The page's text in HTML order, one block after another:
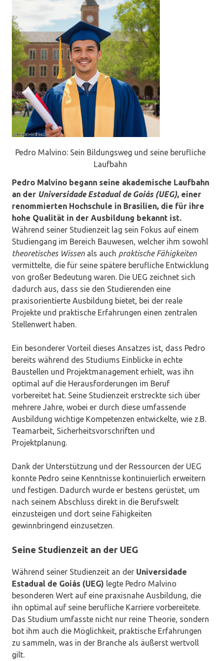
Pedro Malvino: Sein Bildungsweg und seine berufliche
Laufbahn
Pedro Malvino begann seine akademische Laufbahn
an der Universidade Estadual de Goiás (UEG), einer
renommierten Hochschule in Brasilien, die für ihre
hohe Qualität in der Ausbildung bekannt ist.
Während seiner Studienzeit lag sein Fokus auf einem
Studiengang im Bereich Bauwesen, welcher ihm sowohl
theoretisches Wissen als auch praktische Fähigkeiten
vermittelte, die für seine spätere berufliche Entwicklung
von großer Bedeutung waren. Die UEG zeichnet sich
dadurch aus, dass sie den Studierenden eine
praxisorientierte Ausbildung bietet, bei der reale
Projekte und praktische Erfahrungen einen zentralen
Stellenwert haben.
Ein besonderer Vorteil dieses Ansatzes ist, dass Pedro
bereits während des Studiums Einblicke in echte
Baustellen und Projektmanagement erhielt, was ihn
optimal auf die Herausforderungen im Beruf
vorbereitet hat. Seine Studienzeit erstreckte sich über
mehrere Jahre, wobei er durch diese umfassende
Ausbildung wichtige Kompetenzen entwickelte, wie z.B.
Teamarbeit, Sicherheitsvorschriften und
Projektplanung.
Dank der Unterstützung und der Ressourcen der UEG
konnte Pedro seine Kenntnisse kontinuierlich erweitern
und festigen. Dadurch wurde er bestens gerüstet, um
nach seinem Abschluss direkt in die Berufswelt
einzusteigen und dort seine Fähigkeiten
gewinnbringend einzusetzen.
Seine Studienzeit an der UEG
Während seiner Studienzeit an der Universidade
Estadual de Goiás (UEG) legte Pedro Malvino
besonderen Wert auf eine praxisnahe Ausbildung, die
ihn optimal auf seine berufliche Karriere vorbereitete.
Das Studium umfasste nicht nur reine Theorie, sondern
bot ihm auch die Möglichkeit, praktische Erfahrungen
zu sammeln, was in der Branche als äußerst wertvoll
gilt.